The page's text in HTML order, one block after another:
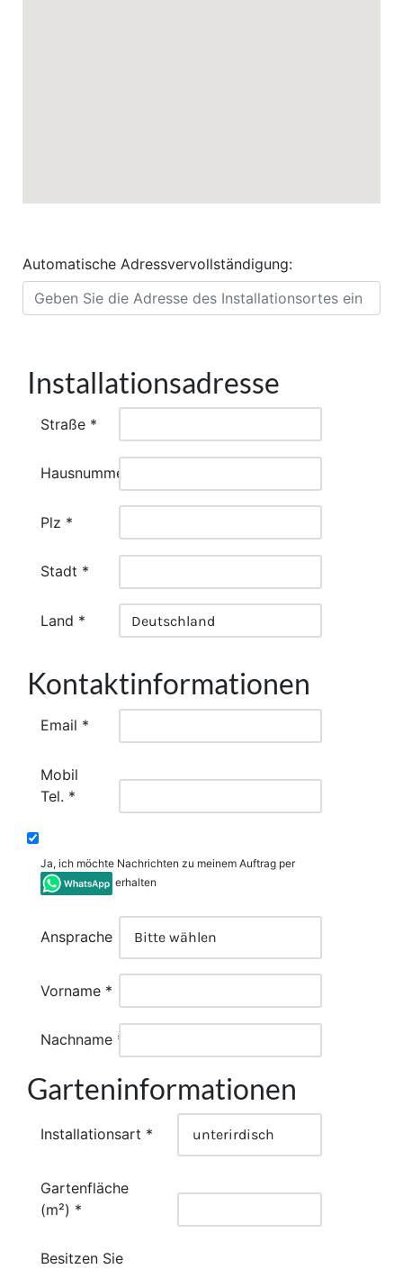
Automatische Adressvervollständigung:
Installationsadresse
Straße *
Hausnummer *
Plz *
Stadt *
Land *
Kontaktinformationen
Email *
Mobil
Tel. *
Ja, ich möchte Nachrichten zu meinem Auftrag per
erhalten
Ansprache
Vorname *
Nachname *
Garteninformationen
Installationsart *
Gartenfläche
(m²) *
Besitzen Sie